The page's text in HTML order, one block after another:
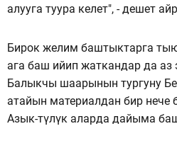
алууга туура келет", - дешет
Бирок желим баштыктарга
ага баш ийип жаткандар да
Балыкчы шаарынын тургуну
атайын материалдан бир нече
Азык-түлүк аларда дайыма